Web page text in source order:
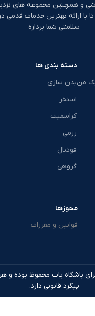
و همچنین مجموعه های
با ارائه بهترین خدمات قدمی
سلامتی شما برداره
من
دسته بندی ها
بدن سازی
استخر
کراسفیت
رزمی
فوتبال
گروهی
مجوزها
قوانین و مقررات
باشگاه یاب محفوظ بوده و
پیگرد قانونی دارد.